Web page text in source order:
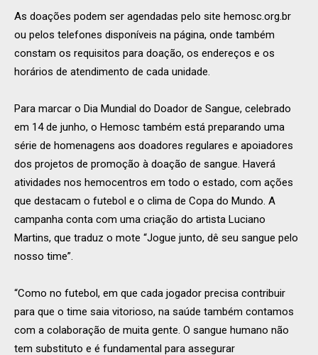
As doações podem ser agendadas pelo site hemosc.org.br
ou pelos telefones disponíveis na página, onde também
constam os requisitos para doação, os endereços e os
horários de atendimento de cada unidade.
Para marcar o Dia Mundial do Doador de Sangue, celebrado
em 14 de junho, o Hemosc também está preparando uma
série de homenagens aos doadores regulares e apoiadores
dos projetos de promoção à doação de sangue. Haverá
atividades nos hemocentros em todo o estado, com ações
que destacam o futebol e o clima de Copa do Mundo. A
campanha conta com uma criação do artista Luciano
Martins, que traduz o mote “Jogue junto, dê seu sangue pelo
nosso time”.
“Como no futebol, em que cada jogador precisa contribuir
para que o time saia vitorioso, na saúde também contamos
com a colaboração de muita gente. O sangue humano não
tem substituto e é fundamental para assegurar